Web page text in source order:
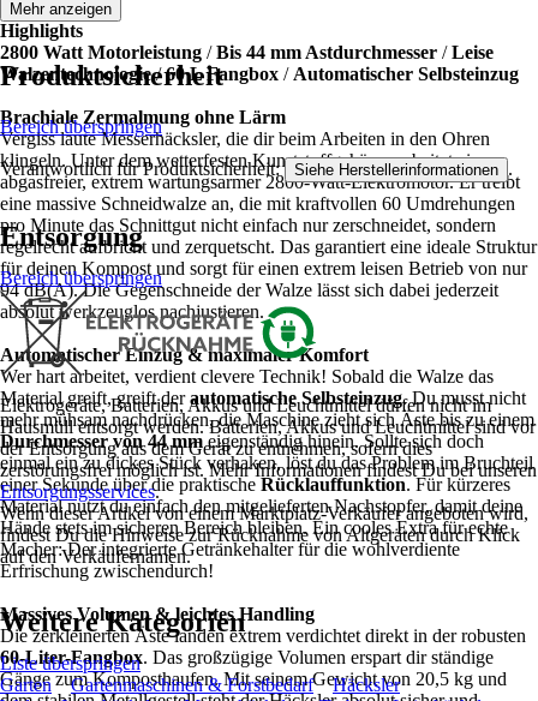
Highlights
2800 Watt Motorleistung /Bis 44 mm Astdurchmesser /Leise
Walzentechnologie/60 L Fangbox / Automatischer Selbsteinzug
Brachiale Zermalmung ohne Lärm
Vergiss laute Messerhäcksler, die dir beim Arbeiten in den Ohren
klingeln. Unter dem wetterfesten Kunststoffgehäuse arbeitet ein
abgasfreier, extrem wartungsarmer 2800-Watt-Elektromotor. Er treibt
eine massive Schneidwalze an, die mit kraftvollen 60 Umdrehungen
pro Minute das Schnittgut nicht einfach nur zerschneidet, sondern
regelrecht aufbricht und zerquetscht. Das garantiert eine ideale Struktur
für deinen Kompost und sorgt für einen extrem leisen Betrieb von nur
94 dB(A). Die Gegenschneide der Walze lässt sich dabei jederzeit
absolut werkzeuglos nachjustieren.
Automatischer Einzug & maximaler Komfort
Wer hart arbeitet, verdient clevere Technik! Sobald die Walze das
Material greift, greift derautomatische Selbsteinzug. Du musst nicht
mehr mühsam nachdrücken, die Maschine zieht sich Äste bis zu einem
Durchmesser von 44 mmeigenständig hinein. Sollte sich doch
einmal ein zu dickes Stück verhaken, löst du das Problem im Bruchteil
einer Sekunde über die praktische Rücklauffunktion. Für kürzeres
Material nutzt du einfach den mitgelieferten Nachstopfer, damit deine
Hände stets im sicheren Bereich bleiben. Ein cooles Extra für echte
Macher: Der integrierte Getränkehalter für die wohlverdiente
Erfrischung zwischendurch!
Massives Volumen & leichtes Handling
Die zerkleinerten Äste landen extrem verdichtet direkt in der robusten
60-Liter-Fangbox. Das großzügige Volumen erspart dir ständige
Gänge zum Komposthaufen. Mit seinem Gewicht von 20,5 kg und
Mehr anzeigen
Produktsicherheit
Bereich überspringen
Verantwortlich für Produktsicherheit: Siehe Herstellerinformationen .
Entsorgung
Bereich überspringen
Elektrogeräte, Batterien, Akkus und Leuchtmittel dürfen nicht im
Hausmüll entsorgt werden. Batterien, Akkus und Leuchtmittel sind vor
der Entsorgung aus dem Gerät zu entnehmen, sofern dies
zerstörungsfrei möglich ist. Mehr Informationen findest Du bei unseren
Entsorgungsservices.
Wenn dieser Artikel von einem Marktplatz-Verkäufer angeboten wird,
findest Du die Hinweise zur Rücknahme von Altgeräten durch Klick
auf den Verkäufernamen.
Weitere Kategorien
Liste überspringen
Garten
Gartenmaschinen & Forstbedarf
Häcksler